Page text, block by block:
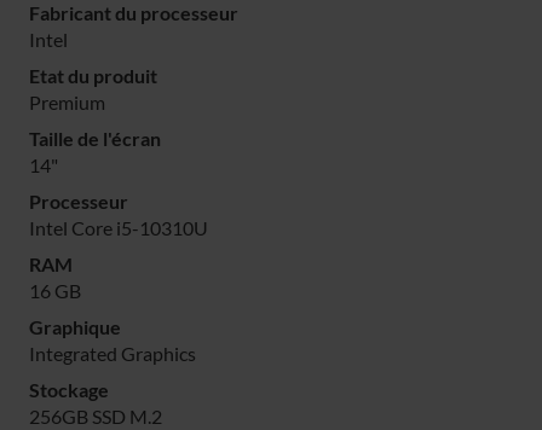
Fabricant du processeur
Intel
Etat du produit
Premium
Taille de l'écran
14"
Processeur
Intel Core i5-10310U
RAM
16 GB
Graphique
Integrated Graphics
Stockage
256GB SSD M.2